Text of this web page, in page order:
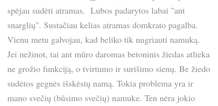
spėjau sudėti atramas. Lubos padarytos labai "ant
snarglių". Sustačiau kelias atramas domkrato pagalba.
Vienu metu galvojau, kad beliko tik nugriauti namuką.
Jei nežinot, tai ant mūro daromas betoninis žiedas atlieka
ne grožio funkciją, o tvirtumo ir surišimo sienų. Be žiedo
sudėtos gegnės išskėstų namą. Tokia problema yra ir
mano svečių (būsimo svečių) namuke. Ten nėra jokio